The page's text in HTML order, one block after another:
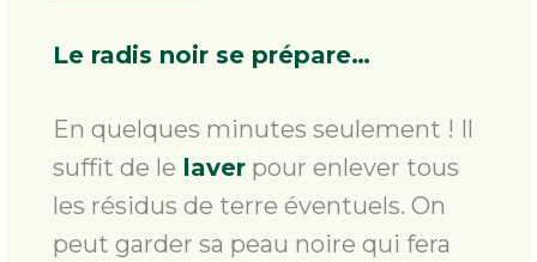
Le radis noir se prépare…
En quelques minutes seulement ! Il
suffit de le laver pour enlever tous
les résidus de terre éventuels. On
peut garder sa peau noire qui fera